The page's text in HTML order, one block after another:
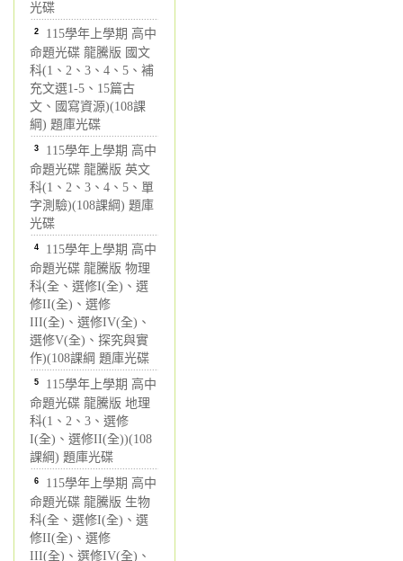
光碟
2 115學年上學期 高中
命題光碟 龍騰版 國文
科(1、2、3、4、5、補
充文選1-5、15篇古
文、國寫資源)(108課
綱) 題庫光碟
3 115學年上學期 高中
命題光碟 龍騰版 英文
科(1、2、3、4、5、單
字測驗)(108課綱) 題庫
光碟
4 115學年上學期 高中
命題光碟 龍騰版 物理
科(全、選修I(全)、選
修II(全)、選修
III(全)、選修IV(全)、
選修V(全)、探究與實
作)(108課綱 題庫光碟
5 115學年上學期 高中
命題光碟 龍騰版 地理
科(1、2、3、選修
I(全)、選修II(全))(108
課綱) 題庫光碟
6 115學年上學期 高中
命題光碟 龍騰版 生物
科(全、選修I(全)、選
修II(全)、選修
III(全)、選修IV(全)、